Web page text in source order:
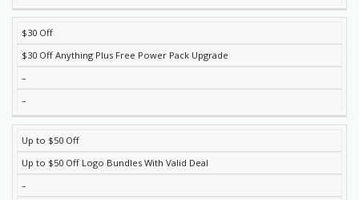
$30 Off
$30 Off Anything Plus Free Power Pack Upgrade
–
–
Up to $50 Off
Up to $50 Off Logo Bundles With Valid Deal
–